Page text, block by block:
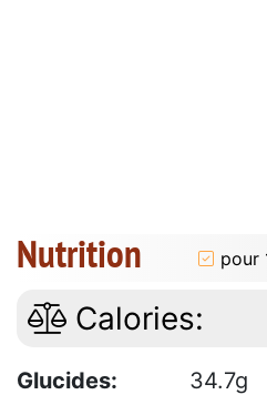
Nutrition pour
Calories:
Glucides: 34.7g